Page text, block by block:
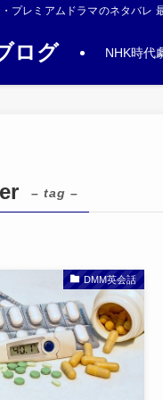
プレミアムドラマのネタバレ
ログ NHK時代
– tag –
DMM英会話